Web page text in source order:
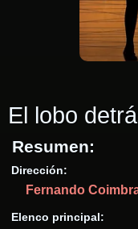
El lobo
Resumen:
Dirección:
Fernando
Elenco principal: